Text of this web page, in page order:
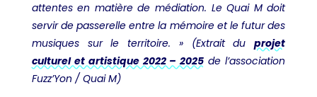
attentes en matière de médiation. Le Quai M doit
servir de passerelle entre la mémoire et le futur des
musiques sur le territoire. » (Extrait duprojet
culturel et artistique 2022 – 2025 de l’association
Fuzz’Yon / Quai M)